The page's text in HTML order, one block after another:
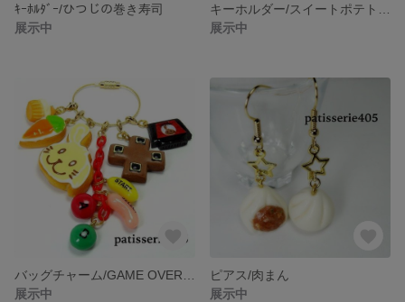
ｷｰﾎﾙﾀﾞｰ/ひつじの巻き寿司
展示中
展示中
展示中
ピアス/肉まん
展示中